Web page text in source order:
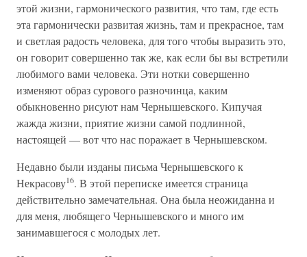
этой жизни, гармонического развития, что там, где есть
эта гармонически развитая жизнь, там и прекрасное, там
и светлая радость человека, для того чтобы выразить это,
он говорит совершенно так же, как если бы вы встретили
любимого вами человека. Эти нотки совершенно
изменяют образ сурового разночинца, каким
обыкновенно рисуют нам Чернышевского. Кипучая
жажда жизни, приятие жизни самой подлинной,
настоящей — вот что нас поражает в Чернышевском.
Недавно были изданы письма Чернышевского к
Некрасову16. В этой переписке имеется страница
действительно замечательная. Она была неожиданна и
для меня, любящего Чернышевского и много им
занимавшегося с молодых лет.